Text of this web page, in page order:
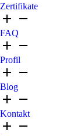
Zertifikate
FAQ
Profil
Blog
Kontakt